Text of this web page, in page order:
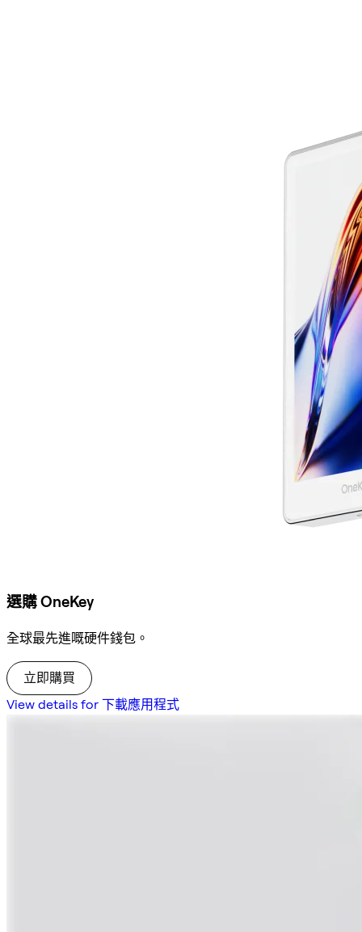
選購 OneKey
全球最先進嘅硬件錢包。
立即購買
View details for 下載應用程式